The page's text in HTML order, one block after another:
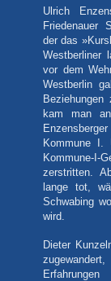
Ulrich
Friedenauer
der das
Westberliner
vor dem
Westberlin
kam man
Kommune I.
Kommune-I-
zerstritten.
lange tot,
Schwabing
wird.
Dieter